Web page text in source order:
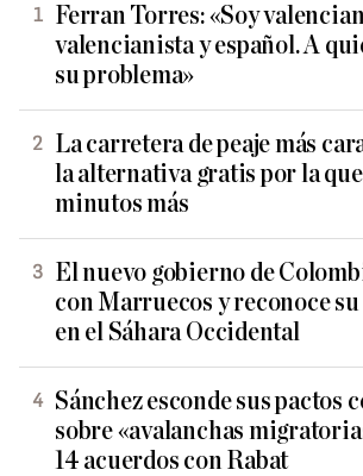
Ferran Torres: «Soy
valencianista y español. A
su problema»
La carretera de peaje más
la alternativa gratis por la
minutos más
El nuevo gobierno de
con Marruecos y reconoce
en el Sáhara Occidental
Sánchez esconde sus pactos
sobre «avalanchas
14 acuerdos con Rabat